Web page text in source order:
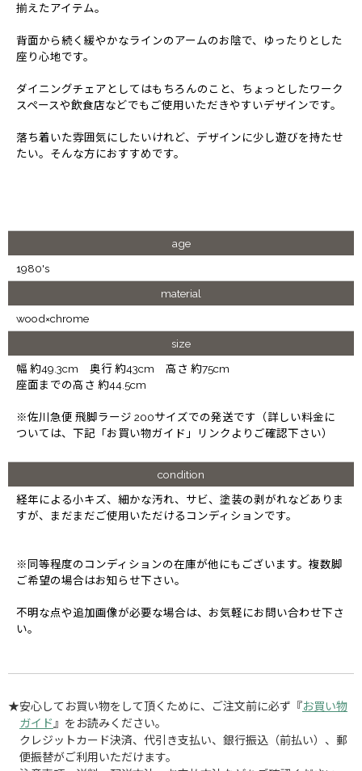
揃えたアイテム。
背面から続く緩やかなラインのアームのお陰で、ゆったりとした
座り心地です。
ダイニングチェアとしてはもちろんのこと、ちょっとしたワーク
スペースや飲食店などでもご使用いただきやすいデザインです。
落ち着いた雰囲気にしたいけれど、デザインに少し遊びを持たせ
たい。そんな方におすすめです。
age
1980's
material
wood×chrome
size
幅 約49.3cm 奥行 約43cm 高さ 約75cm
座面までの高さ 約44.5cm
※佐川急便 飛脚ラージ 200サイズでの発送です（詳しい料金に
ついては、下記「お買い物ガイド」リンクよりご確認下さい）
condition
経年による小キズ、細かな汚れ、サビ、塗装の剥がれなどありま
すが、まだまだご使用いただけるコンディションです。
※同等程度のコンディションの在庫が他にもございます。複数脚
ご希望の場合はお知らせ下さい。
不明な点や追加画像が必要な場合は、お気軽にお問い合わせ下さ
い。
★安心してお買い物をして頂くために、ご注文前に必ず『お買い物
ガイド 』をお読みください。
クレジットカード決済、代引き支払い、銀行振込（前払い）、郵
便振替がご利用いただけます。